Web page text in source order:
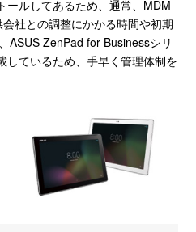
ールしてあるため、通常、MDM
社との調整にかかる時間や初期
ASUS ZenPad for Businessシリ
しているため、手早く管理体制を